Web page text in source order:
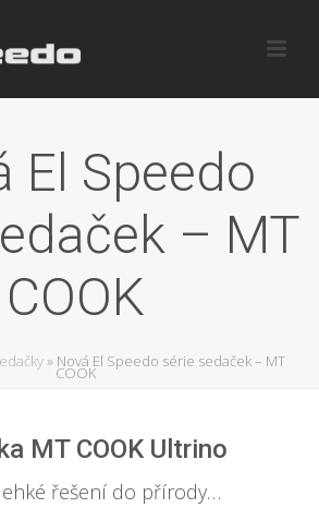
El Speedo
– MT
COOK
» Nová El Speedo série sedaček – MT
COOK
MT COOK Ultrino
řešení do přírody…